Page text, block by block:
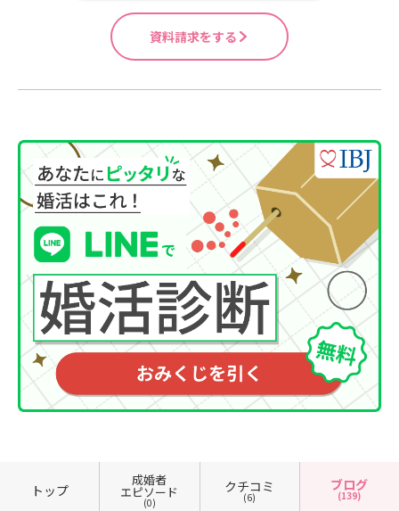
資料請求をする
トップ
成婚者
エピソード
(0)
クチコミ
(6)
ブログ
(139)